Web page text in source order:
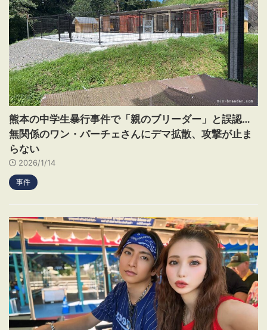
熊本の中学生暴行事件で「親のブリーダー」と誤認…
無関係のワン・パーチェさんにデマ拡散、攻撃が止ま
らない
2026/1/14
事件